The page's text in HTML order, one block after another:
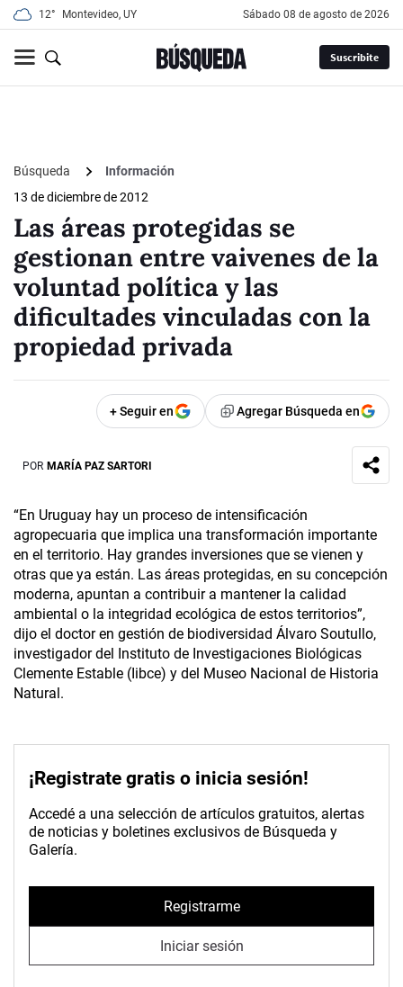
12° Montevideo, UY sábado 08 de agosto de 2026
Suscribite
Búsqueda
Información
13 de diciembre de 2012
Las áreas protegidas se
gestionan entre vaivenes de la
voluntad política y las
dificultades vinculadas con la
propiedad privada
+ Seguir en Agregar Búsqueda en
POR MARÍA PAZ SARTORI
“En Uruguay hay un proceso de intensificación
agropecuaria que implica una transformación importante
en el territorio. Hay grandes inversiones que se vienen y
otras que ya están. Las áreas protegidas, en su concepción
moderna, apuntan a contribuir a mantener la calidad
ambiental o la integridad ecológica de estos territorios”,
dijo el doctor en gestión de biodiversidad Álvaro Soutullo,
investigador del Instituto de Investigaciones Biológicas
Clemente Estable (Iibce) y del Museo Nacional de Historia
Natural.
¡Registrate gratis o inicia sesión!
Accedé a una selección de artículos gratuitos, alertas
de noticias y boletines exclusivos de Búsqueda y
Galería.
Registrarme
Iniciar sesión